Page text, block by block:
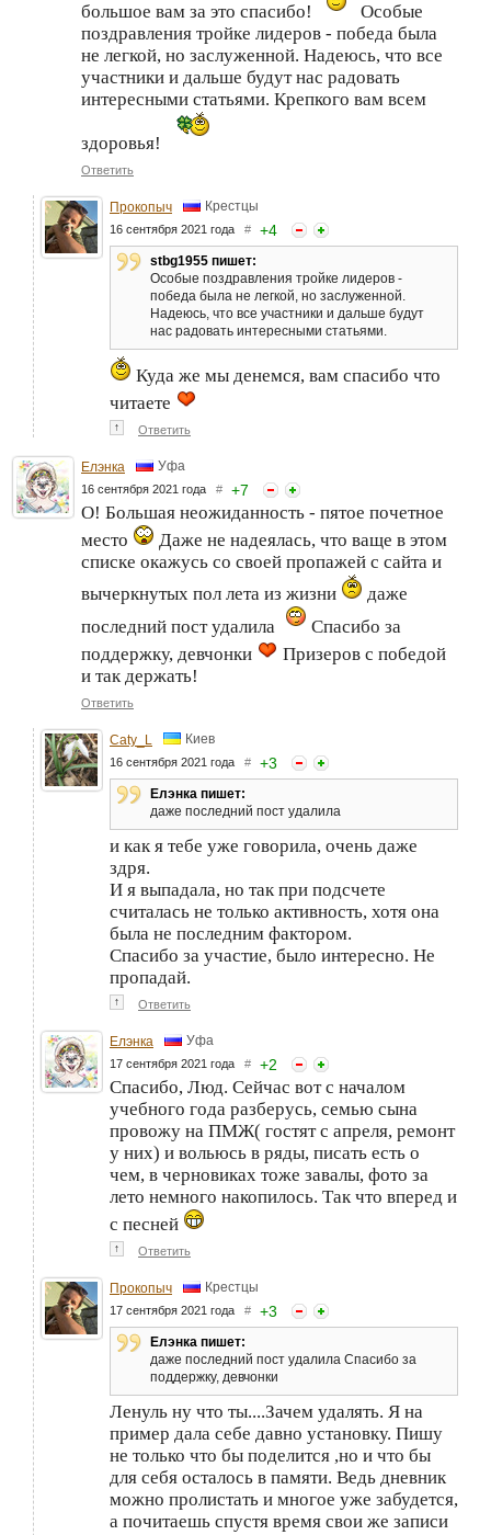
большое вам за это спасибо!
Особые
поздравления тройке лидеров - победа была
не легкой, но заслуженной. Надеюсь, что все
участники и дальше будут нас радовать
интересными статьями. Крепкого вам всем
здоровья!
Ответить
Прокопыч Крестцы
16 сентября 2021 года # +4
stbg1955 пишет:
Особые поздравления тройке лидеров -
победа была не легкой, но заслуженной.
Надеюсь, что все участники и дальше будут
нас радовать интересными статьями.
Куда же мы денемся, вам спасибо что
читаете
↑ Ответить
Елэнка Уфа
16 сентября 2021 года # +7
О! Большая неожиданность - пятое почетное
место
Даже не надеялась, что ваще в этом
списке окажусь со своей пропажей с сайта и
вычеркнутых пол лета из жизни
даже
последний пост удалила
Спасибо за
поддержку, девчонки
Призеров с победой
и так держать!
Ответить
Caty_L Киев
16 сентября 2021 года # +3
Елэнка пишет:
даже последний пост удалила
и как я тебе уже говорила, очень даже
здря.
И я выпадала, но так при подсчете
считалась не только активность, хотя она
была не последним фактором.
Спасибо за участие, было интересно. Не
пропадай.
↑ Ответить
Елэнка Уфа
17 сентября 2021 года # +2
Спасибо, Люд. Сейчас вот с началом
учебного года разберусь, семью сына
провожу на ПМЖ( гостят с апреля, ремонт
у них) и вольюсь в ряды, писать есть о
чем, в черновиках тоже завалы, фото за
лето немного накопилось. Так что вперед и
с песней
↑ Ответить
Прокопыч Крестцы
17 сентября 2021 года # +3
Елэнка пишет:
даже последний пост удалила Спасибо за
поддержку, девчонки
Ленуль ну что ты....Зачем удалять. Я на
пример дала себе давно установку. Пишу
не только что бы поделится ,но и что бы
для себя осталось в памяти. Ведь дневник
можно пролистать и многое уже забудется,
а почитаешь спустя время свои же записи